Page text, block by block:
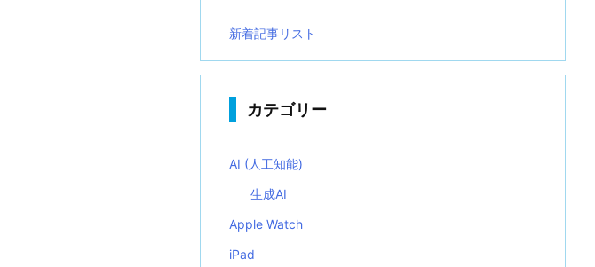
新着記事リスト
カテゴリー
AI (人工知能)
生成AI
Apple Watch
iPad